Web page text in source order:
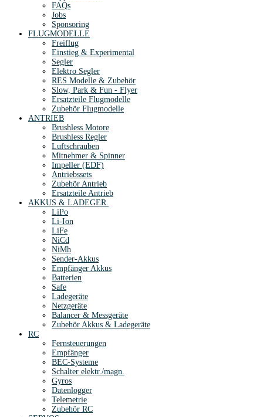
FAQs
Jobs
Sponsoring
FLUGMODELLE
Freiflug
Einstieg & Experimental
Segler
Elektro Segler
RES Modelle & Zubehör
Slow, Park & Fun - Flyer
Ersatzteile Flugmodelle
Zubehör Flugmodelle
ANTRIEB
Brushless Motore
Brushless Regler
Luftschrauben
Mitnehmer & Spinner
Impeller (EDF)
Antriebssets
Zubehör Antrieb
Ersatzteile Antrieb
AKKUS & LADEGER.
LiPo
Li-Ion
LiFe
NiCd
NiMh
Sender-Akkus
Empfänger Akkus
Batterien
Safe
Ladegeräte
Netzgeräte
Balancer & Messgeräte
Zubehör Akkus & Ladegeräte
RC
Fernsteuerungen
Empfänger
BEC-Systeme
Schalter elektr./magn.
Gyros
Datenlogger
Telemetrie
Zubehör RC